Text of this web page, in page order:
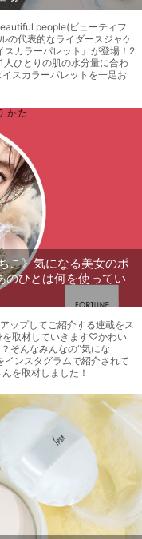
people(ビューティフ
の代表的なライダースジャケ
スカラーパレット』が登場！2
ひとりの肌の水分量に合わ
スカラーパレットを一足お
こ》気になる美女のポ
のひとは何を使ってい
ップしてご紹介する連載をス
を取材していきます♡かわい
そんなみんなの“気にな
インスタグラムで紹介されて
を取材しました！